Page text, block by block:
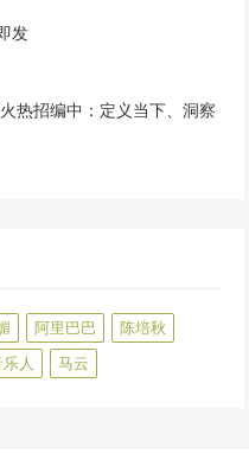
发
热招编中：定义当下、洞察
阿里巴巴
陈培秋
人 马云